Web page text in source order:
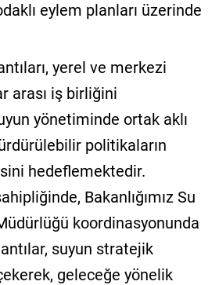
eylem planları üzerinde
yerel ve merkezi
arası iş birliğini
yönetiminde ortak aklı
politikaların
hedeflemektedir.
Bakanlığımız Su
koordinasyonunda
suyun stratejik
geleceğe yönelik